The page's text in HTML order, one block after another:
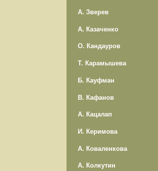
А. Зверев
А. Казаченко
О. Кандауров
Т. Карамышева
Б. Кауфман
В. Кафанов
А. Кацалап
И. Керимова
А. Коваленкова
А. Колкутин